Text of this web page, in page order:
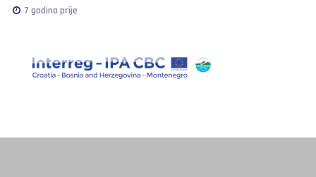
7 godina prije